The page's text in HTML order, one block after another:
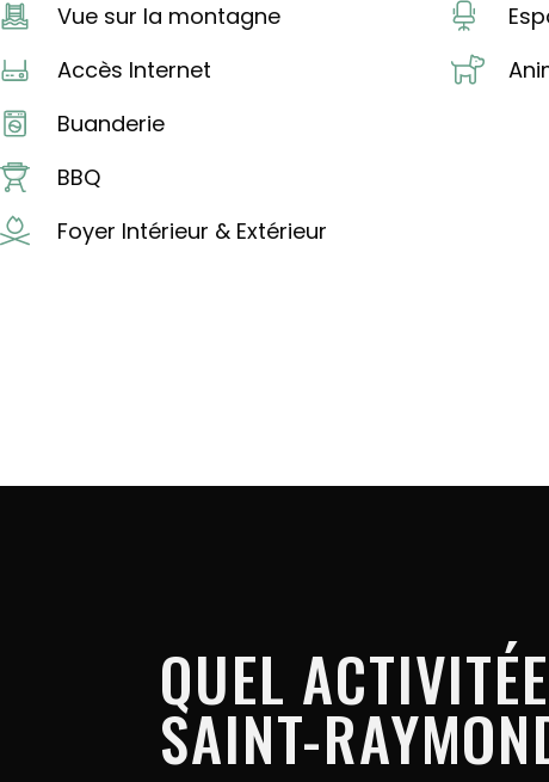
Vue sur la montagne
Accès Internet
Buanderie
BBQ
Foyer Intérieur & Extérieur
QUEL
SAINT-